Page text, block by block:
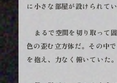
に小さな部屋が設けられてい
まるで空間を切り取って
色の歪む立方体だ。その中
を抱え、力なく俯いていた。